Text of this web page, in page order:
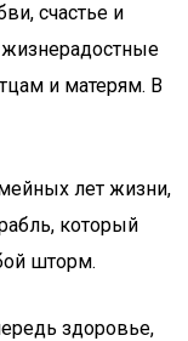
счастье и
жизнерадостные
и матерям. В
лет жизни,
который
шторм.
здоровье,